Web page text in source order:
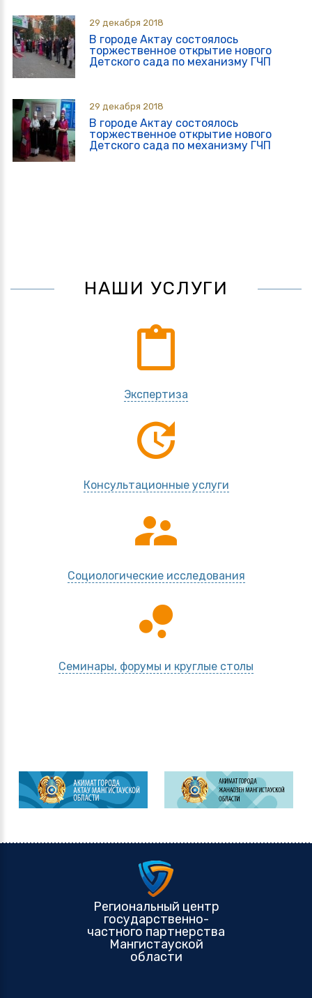
29 декабря 2018
В городе Актау состоялось
торжественное открытие нового
Детского сада по механизму ГЧП
29 декабря 2018
В городе Актау состоялось
торжественное открытие нового
Детского сада по механизму ГЧП
НАШИ УСЛУГИ
content_paste
Экспертиза
update
Консультационные услуги
supervisor_account
Социологические исследования
bubble_chart
Семинары, форумы и круглые столы
Региональный центр
государственно-
частного партнерства
Мангистауской
области